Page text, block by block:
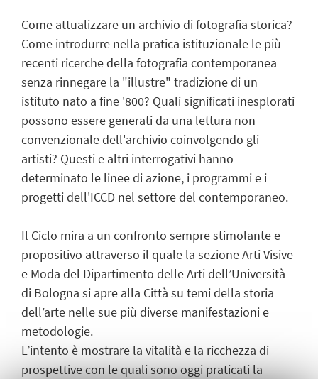
Come attualizzare un archivio di fotografia storica?
Come introdurre nella pratica istituzionale le più
recenti ricerche della fotografia contemporanea
senza rinnegare la "illustre" tradizione di un
istituto nato a fine '800? Quali significati inesplorati
possono essere generati da una lettura non
convenzionale dell'archivio coinvolgendo gli
artisti? Questi e altri interrogativi hanno
determinato le linee di azione, i programmi e i
progetti dell'ICCD nel settore del contemporaneo.
Il Ciclo mira a un confronto sempre stimolante e
propositivo attraverso il quale la sezione Arti Visive
e Moda del Dipartimento delle Arti dell’Università
di Bologna si apre alla Città su temi della storia
dell’arte nelle sue più diverse manifestazioni e
metodologie.
L’intento è mostrare la vitalità e la ricchezza di
prospettive con le quali sono oggi praticati la